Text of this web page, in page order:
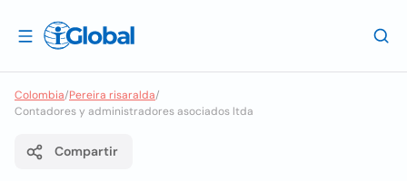
Colombia/Pereira risaralda/
Contadores y administradores asociados ltda
Compartir